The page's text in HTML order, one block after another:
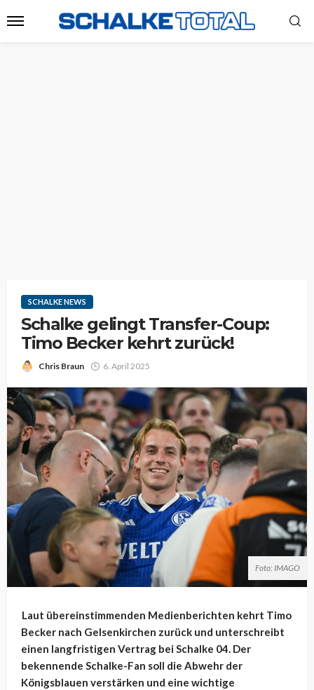
SCHALKE NEWS
Schalke gelingt Transfer-Coup:
Timo Becker kehrt zurück!
Chris Braun 6. April 2025
Foto: IMAGO
Laut übereinstimmenden Medienberichten kehrt Timo
Becker nach Gelsenkirchen zurück und unterschreibt
einen langfristigen Vertrag bei Schalke 04. Der
bekennende Schalke-Fan soll die Abwehr der
Königsblauen verstärken und eine wichtige